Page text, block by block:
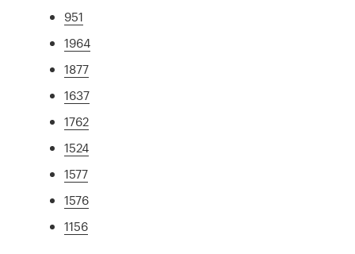
951
1964
1877
1637
1762
1524
1577
1576
1156